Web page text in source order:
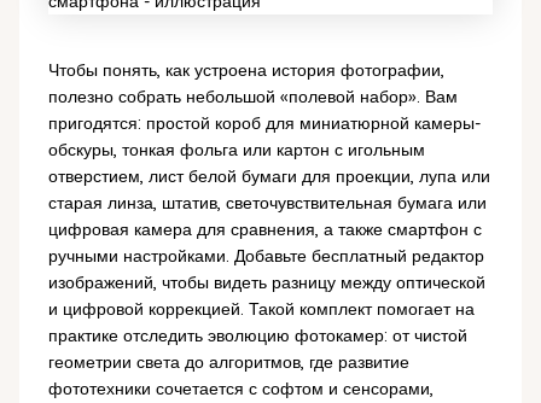
Чтобы понять, как устроена история фотографии,
полезно собрать небольшой «полевой набор». Вам
пригодятся: простой короб для миниатюрной камеры-
обскуры, тонкая фольга или картон с игольным
отверстием, лист белой бумаги для проекции, лупа или
старая линза, штатив, светочувствительная бумага или
цифровая камера для сравнения, а также смартфон с
ручными настройками. Добавьте бесплатный редактор
изображений, чтобы видеть разницу между оптической
и цифровой коррекцией. Такой комплект помогает на
практике отследить эволюцию фотокамер: от чистой
геометрии света до алгоритмов, где развитие
фототехники сочетается с софтом и сенсорами,